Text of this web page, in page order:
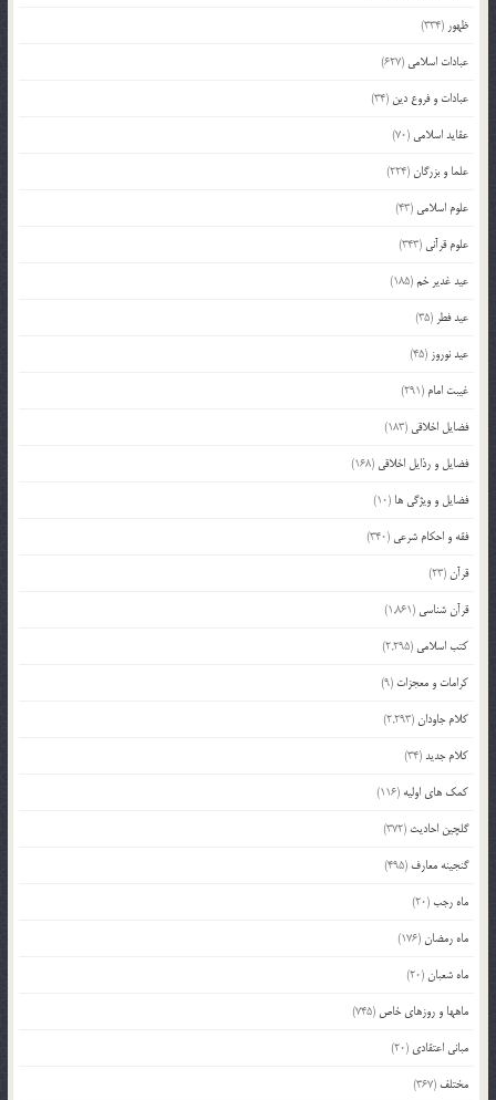
ظهور (334)
عبادات اسلامی (627)
عبادات و فروع دین (34)
عقاید اسلامی (70)
علما و بزرگان(224)
علوم اسلامی (43)
علوم قرآنی (343)
عید غدیر خم(185)
عید فطر (35)
عید نوروز (45)
غیبت امام (291)
فضایل اخلاقی (183)
فضایل و رذایل اخلاقی (168)
فضایل و ویژگی ها (10)
فقه و احکام شرعی (340)
قرآن(23)
قرآن شناسی (1,861)
کتب اسلامی (2,295)
کرامات و معجزات (9)
کلام جاودان(2,293)
کلام جدید(34)
کمک های اولیه (116)
گلچین احادیث (372)
گنجینه معارف (495)
ماه رجب(20)
ماه رمضان(176)
ماه شعبان(20)
ماهها و روزهای خاص (745)
مبانی اعتقادی (20)
مختلف (367)